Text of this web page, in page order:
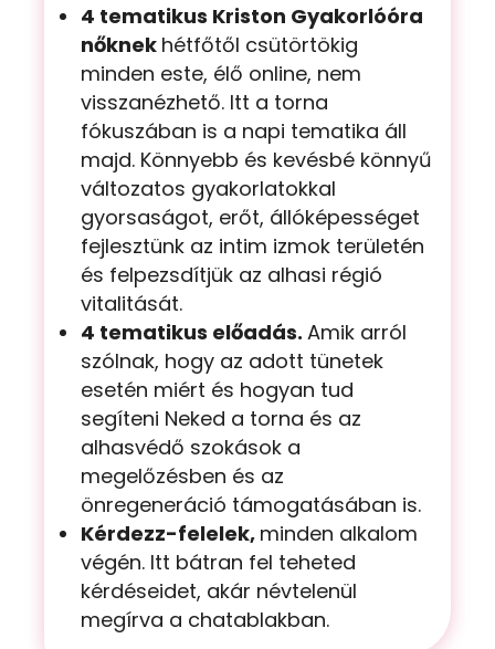
4 tematikus Kriston Gyakorlóóra
nőknek hétfőtől csütörtökig
minden este, élő online, nem
visszanézhető. Itt a torna
fókuszában is a napi tematika áll
majd. Könnyebb és kevésbé könnyű
változatos gyakorlatokkal
gyorsaságot, erőt, állóképességet
fejlesztünk az intim izmok területén
és felpezsdítjük az alhasi régió
vitalitását.
4 tematikus előadás. Amik arról
szólnak, hogy az adott tünetek
esetén miért és hogyan tud
segíteni Neked a torna és az
alhasvédő szokások a
megelőzésben és az
önregeneráció támogatásában is.
Kérdezz-felelek, minden alkalom
végén. Itt bátran fel teheted
kérdéseidet, akár névtelenül
megírva a chatablakban.